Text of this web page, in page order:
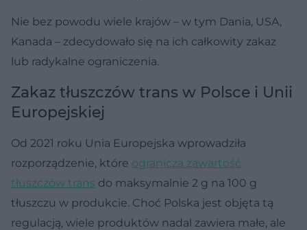
Nie bez powodu wiele krajów – w tym Dania, USA,
Kanada – zdecydowało się na ich całkowity zakaz
lub radykalne ograniczenia.
Zakaz tłuszczów trans w Polsce i Unii
Europejskiej
Od 2021 roku Unia Europejska wprowadziła
rozporządzenie, które ogranicza zawartość
tłuszczów trans do maksymalnie 2 g na 100 g
tłuszczu w produkcie. Choć Polska jest objęta tą
regulacją, wiele produktów nadal zawiera małe, ale